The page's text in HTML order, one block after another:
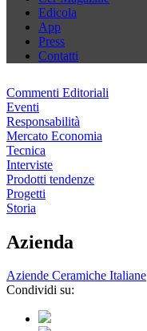
Edicola
App
Press
Contatti
Commenti Editoriali
Eventi
Responsabilità
Mercato Economia
Tecnica
Interviste
Prodotti tendenze
Progetti
Storia
Azienda
Aziende Ceramiche Italiane
Condividi su: